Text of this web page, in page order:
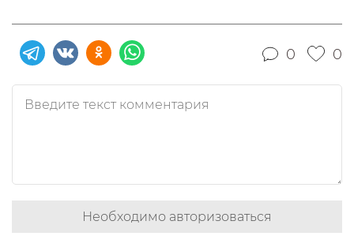
0 0
Необходимо авторизоваться